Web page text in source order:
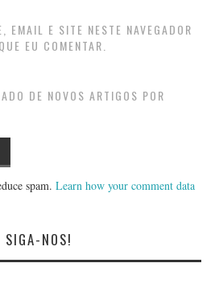
EMAIL E SITE NESTE NAVEGADOR
EU COMENTAR.
DE NOVOS ARTIGOS POR
spam.Learn how your comment data
SIGA-NOS!